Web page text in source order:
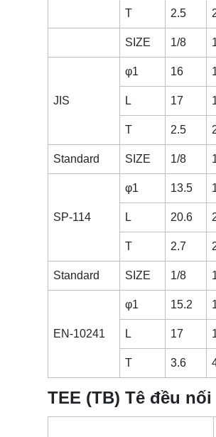
T 2.5
SIZE 1/8
JIS
φ1 16
L 17
T 2.5
Standard SIZE 1/8
SP-114
φ1 13.5
L 20.6
T 2.7
Standard SIZE 1/8
EN-10241
φ1 15.2
L 17
T 3.6
TEE (TB) Tê đều